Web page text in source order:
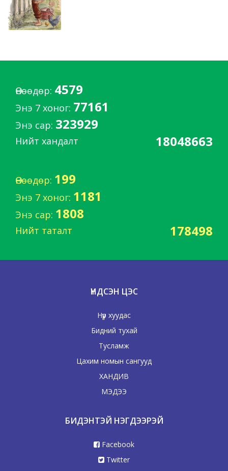
Өнөөдөр: 4579
Энэ 7 хоног: 77161
Энэ сар: 323929
Нийт хандалт 18048663
Өнөөдөр: 199
Энэ 7 хоног: 1181
Энэ сар: 1808
Нийт таталт 178498
ҮНДСЭН ЦЭС
Нүүр хуудас
Бидний тухай
Тусламж
Цахим номын сангууд
ХАНДИВ
МЭДЭЭ
БИДЭНТЭЙ НЭГДЭЭРЭЙ
Facebook
Twitter